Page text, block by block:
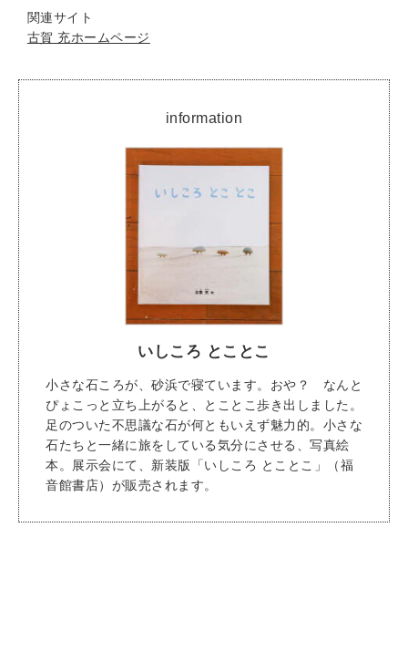
関連サイト
古賀 充ホームページ
information
いしころ とことこ
小さな石ころが、砂浜で寝ています。おや？ なんと
ぴょこっと立ち上がると、とことこ歩き出しました。
足のついた不思議な石が何ともいえず魅力的。小さな
石たちと一緒に旅をしている気分にさせる、写真絵
本。展示会にて、新装版「いしころ とことこ」（福
音館書店）が販売されます。